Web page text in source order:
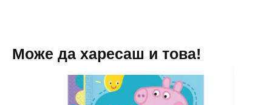
Може да харесаш и това!